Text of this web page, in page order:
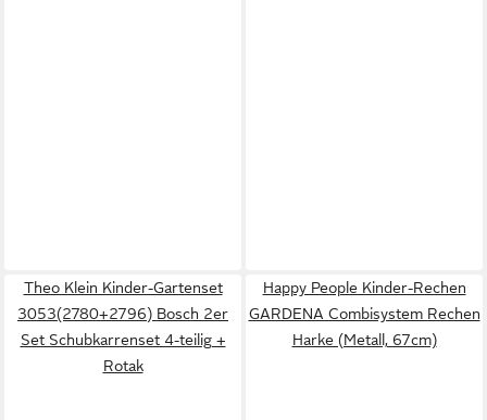
Theo Klein Kinder-Gartenset
3053(2780+2796) Bosch 2er
Set Schubkarrenset 4-teilig +
Rotak
Happy People Kinder-Rechen
GARDENA Combisystem Rechen
Harke (Metall, 67cm)